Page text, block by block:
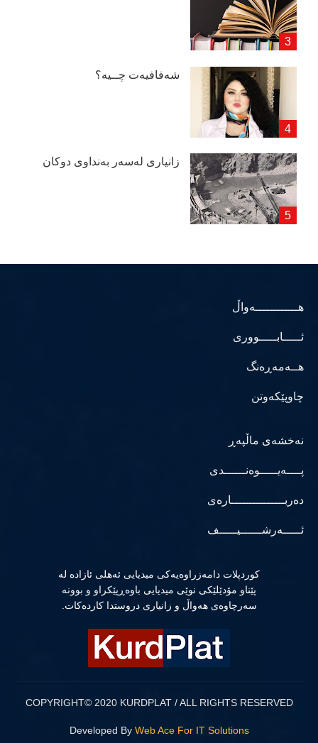
شەفافیەت چــیە؟
زانیاری لەسەر بەنداوی دوكان
هــــــــــــەواڵ
ئـــــابـــــووری
هــەمەڕەنگ
چاوپێکەوتن
نەخشەی ماڵپەڕ
پــــەیـــــوەنــــــدی
دەربـــــــــــــــارەی
ئـــــەرشــــــیـــــف
كوردپلات دامەزراوەیەكی میدیایی ئەهلی ئازادە لە
پێناو مۆدێلێكی نوێی میدیایی باوەڕپێكراو و بوونە
سەرچاوەی هەواڵ و زانیاری دروستدا كاردەكات.
COPYRIGHT© 2020 KURDPLAT / ALL RIGHTS RESERVED
Web Ace For IT Solutions
Developed By